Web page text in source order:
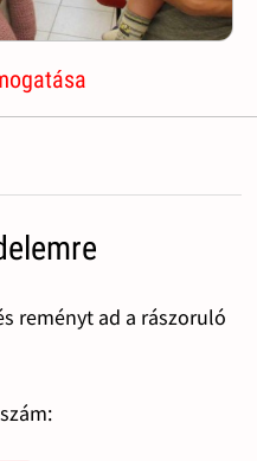
reményt ad a rászoruló